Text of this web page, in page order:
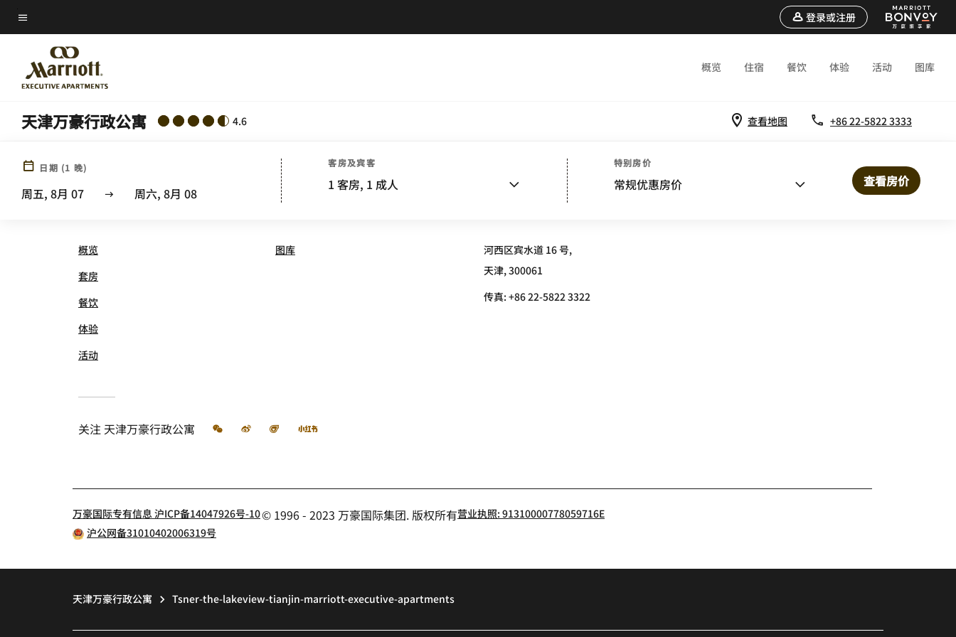
Skip
to
content
菜单文本
登录或注册
概览 住宿 餐饮 体验 活动 图库
天津万豪行政公寓 4.6 查看地图 +86 22-5822 3333
日期 (1 晚)
周五, 8月 07 周六, 8月 08
客房及宾客
1 客房, 1 成人
特别房价
常规优惠房价 查看房价
THE LAKEVIEW, TIANJIN -- MARRIOTT EXECUTIVE APARTMENTS
概览
套房
餐饮
体验
活动
图库
河西区宾水道 16 号,
天津, 300061
传真:+86 22-5822 3322
关注 天津万豪行政公寓 微信 微博 飞猪 小红书
万豪国际专有信息 沪ICP备14047926号-10© 1996 - 2023 万豪国际集团. 版权所有营业执照: 91310000778059716E
沪公网备31010402006319号
天津万豪行政公寓 Tsner-the-lakeview-tianjin-marriott-executive-apartments